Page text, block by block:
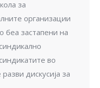
за
организации
застапени на
во
дискусија за